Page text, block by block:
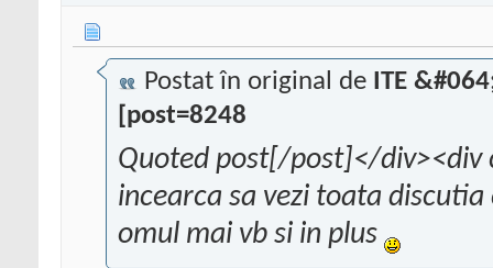
Postat în original de ITE
[post=8248
Quoted post[/post]</div><div
incearca sa vezi toata
omul mai vb si in plus